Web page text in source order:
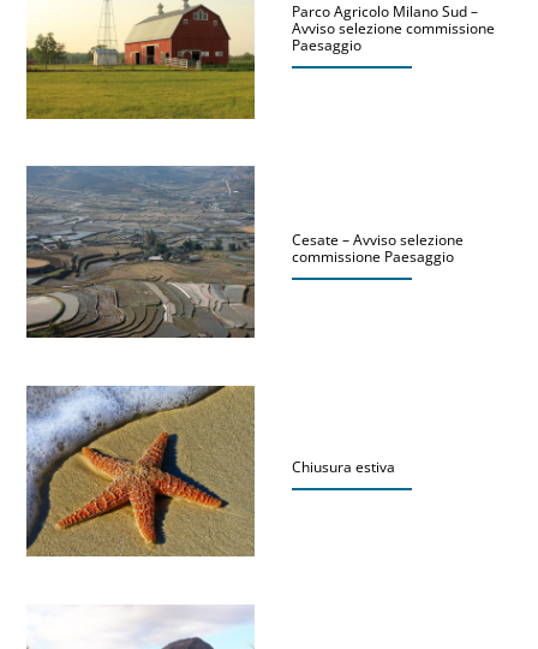
Parco Agricolo Milano Sud –
Avviso selezione commissione
Paesaggio
Cesate – Avviso selezione
commissione Paesaggio
Chiusura estiva